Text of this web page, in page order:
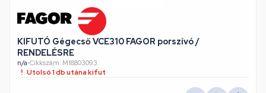
KIFUTÓ Gégecső VCE310 FAGOR porszívó /
RENDELÉSRE
n/a•Cikkszám: M18803093
Utolsó 1 db utána kifut